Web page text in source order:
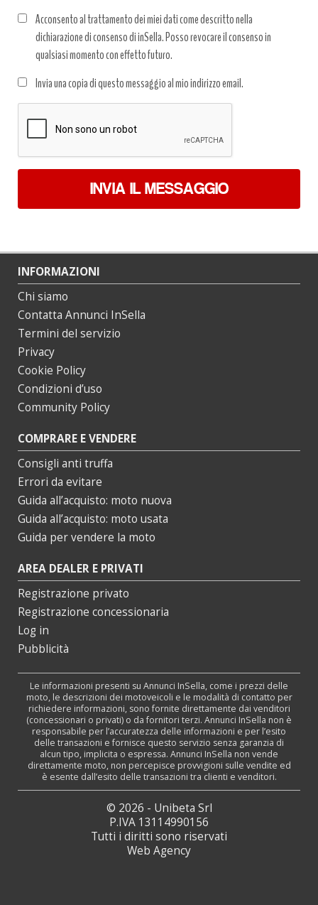
Acconsento al trattamento dei miei dati come descritto nella
dichiarazione di consenso di inSella. Posso revocare il consenso in
qualsiasi momento con effetto futuro.
dati
*
Invia una copia di questo messaggio al mio indirizzo email.
INVIA IL MESSAGGIO
INFORMAZIONI
Chi siamo
Contatta Annunci InSella
Termini del servizio
Privacy
Cookie Policy
Condizioni d’uso
Community Policy
COMPRARE E VENDERE
Consigli anti truffa
Errori da evitare
Guida all’acquisto: moto nuova
Guida all’acquisto: moto usata
Guida per vendere la moto
AREA DEALER E PRIVATI
Registrazione privato
Registrazione concessionaria
Log in
Pubblicità
Le informazioni presenti su Annunci InSella, come i prezzi delle
moto, le descrizioni dei motoveicoli e le modalità di contatto per
richiedere informazioni, sono fornite direttamente dai venditori
(concessionari o privati) o da fornitori terzi. Annunci InSella non è
responsabile per l’accuratezza delle informazioni e per l’esito
delle transazioni e fornisce questo servizio senza garanzia di
alcun tipo, implicita o espressa. Annunci InSella non vende
direttamente moto, non percepisce provvigioni sulle vendite ed
è esente dall’esito delle transazioni tra clienti e venditori.
© 2026 - Unibeta Srl
P.IVA 13114990156
Tutti i diritti sono riservati
Web Agency